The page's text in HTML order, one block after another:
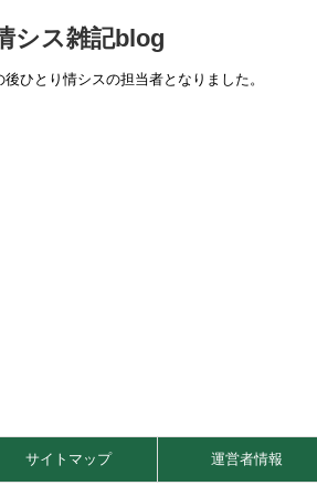
シス雑記blog
ひとり情シスの担当者となりました。
サイトマップ 運営者情報